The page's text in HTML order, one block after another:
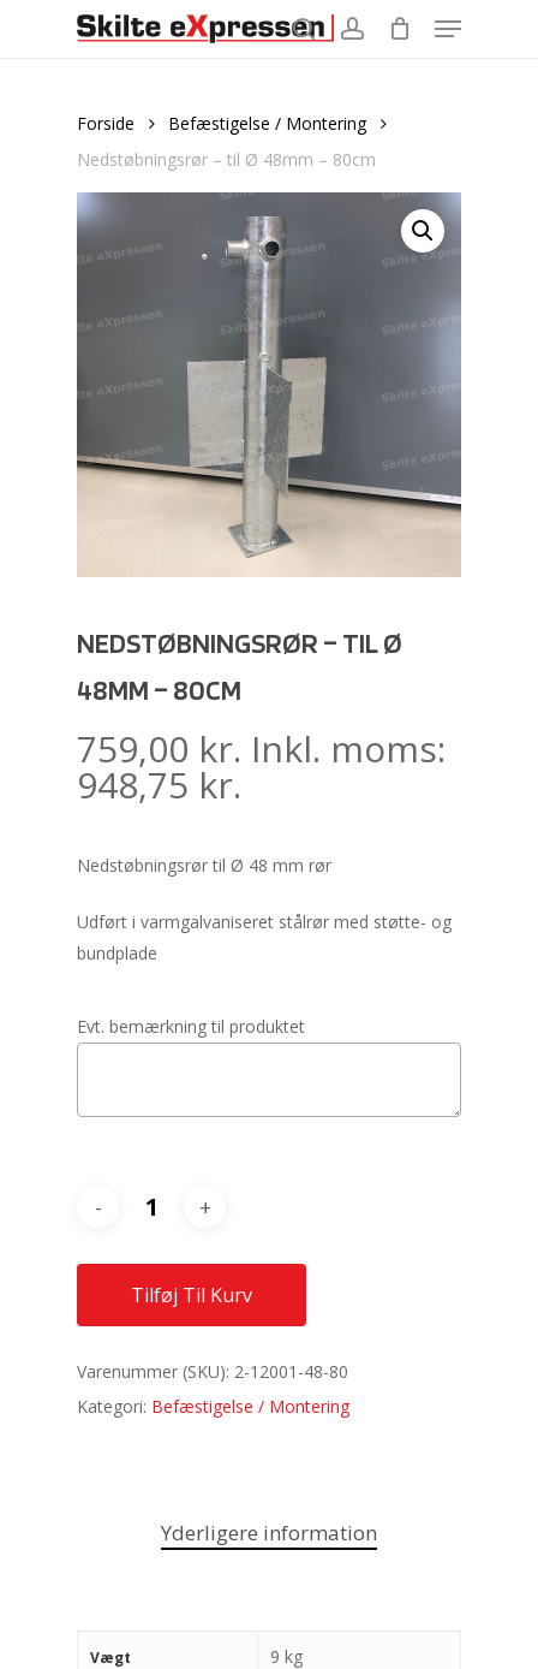
Menu
Forside
Befæstigelse / Montering
Nedstøbningsrør – til Ø 48mm – 80cm
NEDSTØBNINGSRØR – TIL Ø
48MM – 80CM
759,00 kr. Inkl. moms:
948,75 kr.
Nedstøbningsrør til Ø 48 mm rør
Udført i varmgalvaniseret stålrør med støtte- og
bundplade
Evt. bemærkning til produktet
Tilføj Til Kurv
Varenummer (SKU): 2-12001-48-80
Kategori: Befæstigelse / Montering
Yderligere information
Vægt 9 kg